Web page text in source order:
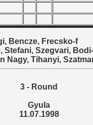
Bencze, Frecsko-f
Stefani, Szegvari,
Nagy, Tihanyi,
3 - Round
Gyula
11.07.1998